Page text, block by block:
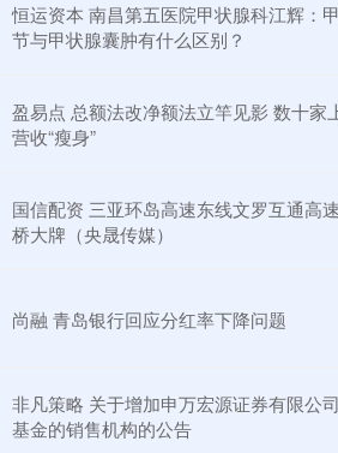
恒运资本 南昌第五医院甲状腺科江辉：
节与甲状腺囊肿有什么区别？
盈易点 总额法改净额法立竿见影 数十家
营收“瘦身”
国信配资 三亚环岛高速东线文罗互通高
桥大牌（央晟传媒）
尚融 青岛银行回应分红率下降问题
非凡策略 关于增加申万宏源证券有限公
基金的销售机构的公告